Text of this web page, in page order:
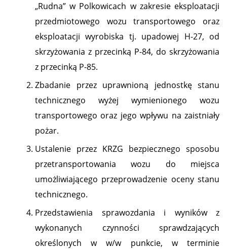
„Rudna” w Polkowicach w zakresie eksploatacji
przedmiotowego wozu transportowego oraz
eksploatacji wyrobiska tj. upadowej H-27, od
skrzyżowania z przecinką P-84, do skrzyżowania
z przecinką P-85.
Zbadanie przez uprawnioną jednostkę stanu
technicznego wyżej wymienionego wozu
transportowego oraz jego wpływu na zaistniały
pożar.
Ustalenie przez KRZG bezpiecznego sposobu
przetransportowania wozu do miejsca
umożliwiającego przeprowadzenie oceny stanu
technicznego.
Przedstawienia sprawozdania i wyników z
wykonanych czynności sprawdzających
określonych w w/w punkcie, w terminie